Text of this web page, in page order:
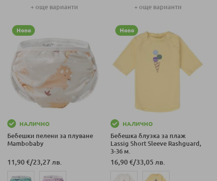
104 СМ (4 Г)
98 СМ (3 Г)
+ още варианти
128 СМ (8 Г)
152 СМ (12 Г)
110 СМ (5 Г)
+ още варианти
Ново
НАЛИЧНО
Бебешки пелени за плуване
Mambobaby
11,90 €/23,27 лв.
Ново
НАЛИЧНО
Бебешка блузка за плаж
Lassig Short Sleeve Rashguard,
3-36 м.
16,90 €/33,05 лв.